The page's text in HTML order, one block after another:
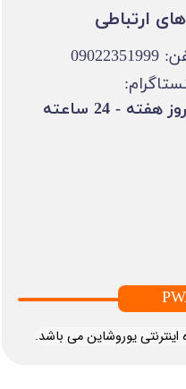
یوروشاین می باشد.
ارتباطی